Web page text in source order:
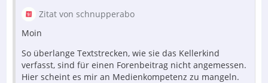
Zitat von schnupperabo
Moin
So überlange Textstrecken, wie sie das Kellerkind
verfasst, sind für einen Forenbeitrag nicht angemessen.
Hier scheint es mir an Medienkompetenz zu mangeln.